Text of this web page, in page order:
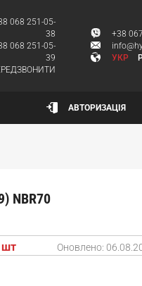
068 251-05-
38
068 251-05-
39
+38
УКР
АВТОРИЗАЦІЯ
NBR70
шт Оновлено: